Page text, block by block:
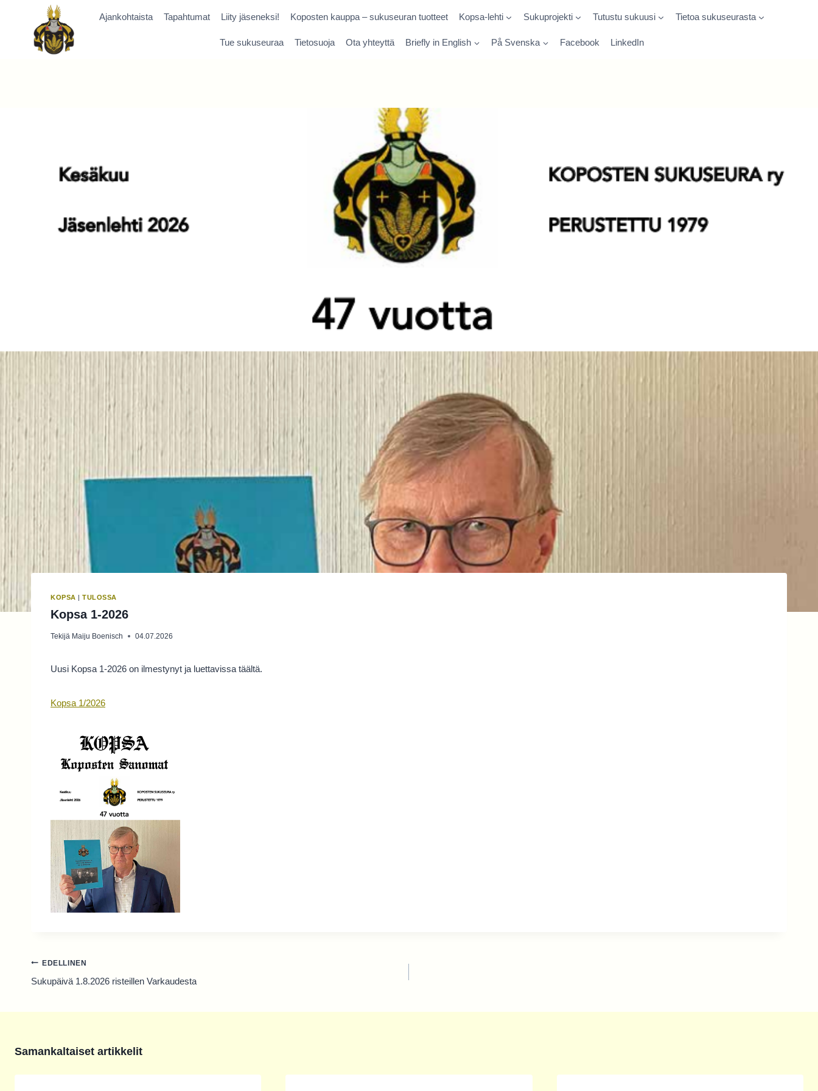
Ajankohtaista Tapahtumat Liity jäseneksi! Koposten kauppa – sukuseuran tuotteet Kopsa-lehti Sukuprojekti Tutustu sukuusi Tietoa sukuseurasta
Tue sukuseuraa Tietosuoja Ota yhteyttä Briefly in English På Svenska Facebook LinkedIn
KOPSA |TULOSSA
Kopsa 1-2026
Tekijä Maiju Boenisch 04.07.2026
Uusi Kopsa 1-2026 on ilmestynyt ja luettavissa täältä.
Kopsa 1/2026
Artikkelien
selaus
EDELLINEN
Sukupäivä 1.8.2026 risteillen Varkaudesta
Samankaltaiset artikkelit